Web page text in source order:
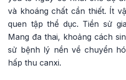
và khoáng chất cần thiết. Ít
quen tập thể dục. Tiền sử
Mang đa thai, khoảng cách
sử bệnh lý nền về chuyển
hấp thu canxi.